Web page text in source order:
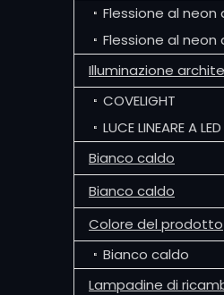
Flessione al neon
Flessione al neon
Illuminazione
COVELIGHT
LUCE LINEARE A LED
Bianco caldo
Bianco caldo
Colore del prodotto
Bianco caldo